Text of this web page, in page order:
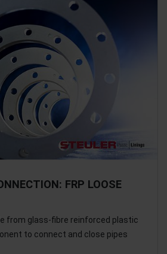
FRP LOOSE
from glass-fibre reinforced plastic
to connect and close pipes